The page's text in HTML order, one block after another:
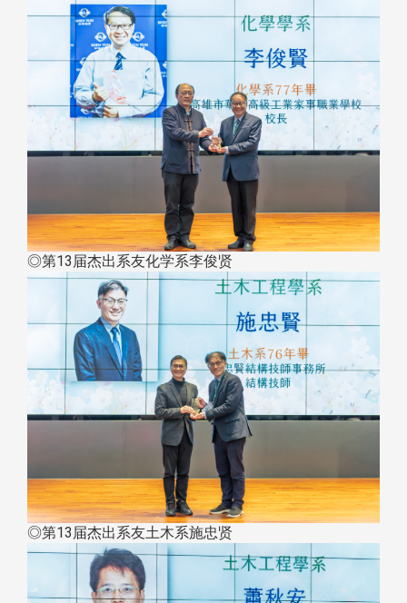
◎第13届杰出系友化学系李俊贤
◎第13届杰出系友土木系施忠贤